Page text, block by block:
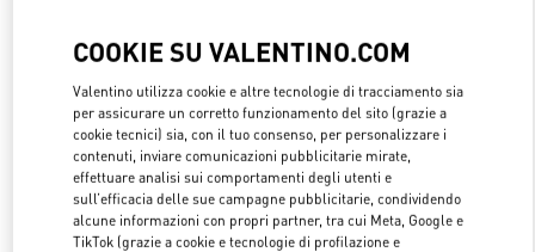
MAGGIORI DETTAGLI
OTTIENI INDICAZIONILINK OPENS
COOKIE SU VALENTINO.COM
Valentino utilizza cookie e altre tecnologie di tracciamento sia
per assicurare un corretto funzionamento del sito (grazie a
cookie tecnici) sia, con il tuo consenso, per personalizzare i
contenuti, inviare comunicazioni pubblicitarie mirate,
effettuare analisi sui comportamenti degli utenti e
sull’efficacia delle sue campagne pubblicitarie, condividendo
alcune informazioni con propri partner, tra cui Meta, Google e
TikTok (grazie a cookie e tecnologie di profilazione e